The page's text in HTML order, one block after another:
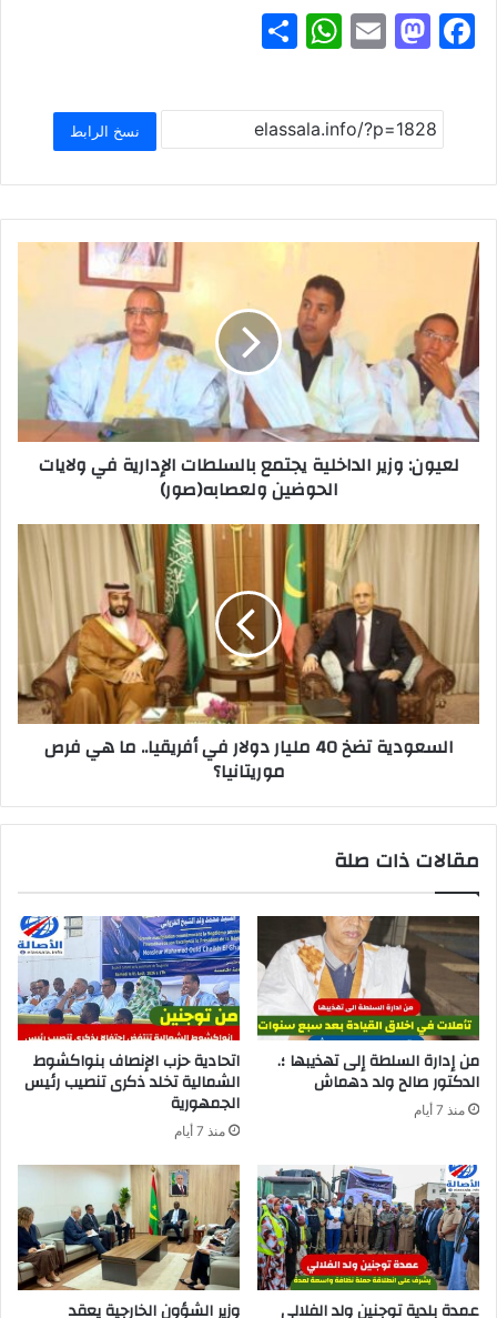
F
c
e
b
o
o
M
st
o
d
o
n
E
ai
l
W
at
s
A
p
p
ar
e
نسخ الرابط
لعيون: وزير الداخلية يجتمع بالسلطات الإدارية في ولايات
الحوضين ولعصابه(صور)
السعودية تضخ 40 مليار دولار في أفريقيا.. ما هي فرص
موريتانيا؟
مقالات ذات صلة
من إدارة السلطة إلى تهذيبها ؛.
الدكتور صالح ولد دهماش
منذ 7 أيام
اتحادية حزب الإنصاف بنواكشوط
الشمالية تخلد ذكرى تنصيب رئيس
الجمهورية
منذ 7 أيام
عمدة بلدية توجنين ولد الفلالي وزير الشؤون الخارجية يعقد